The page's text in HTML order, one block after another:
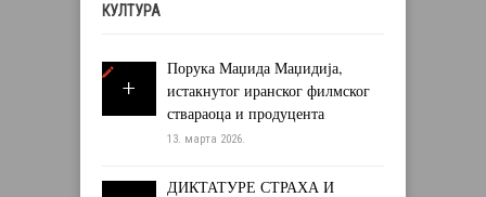
КУЛТУРА
Порука Маџида Маџидија,
истакнутог иранског филмског
ствараоца и продуцента
13. марта 2026.
ДИКТАТУРЕ СТРАХА И